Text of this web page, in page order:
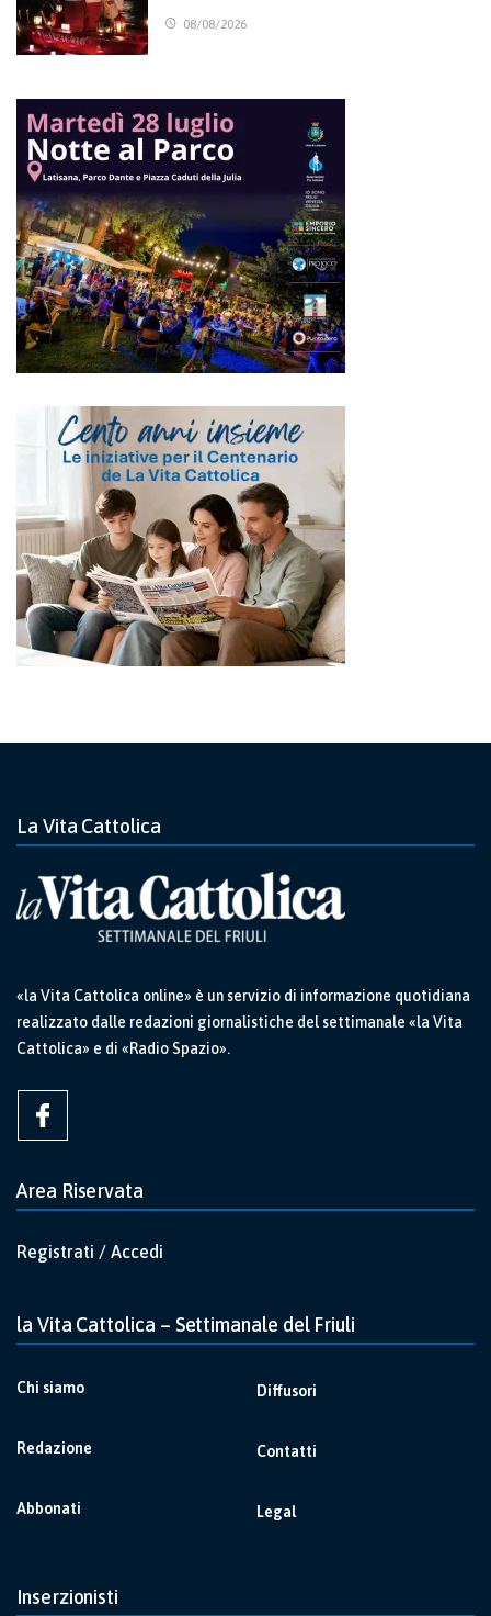
08/08/2026
La Vita Cattolica
«la Vita Cattolica online» è un servizio di informazione quotidiana
realizzato dalle redazioni giornalistiche del settimanale «la Vita
Cattolica» e di «Radio Spazio».
Area Riservata
Registrati / Accedi
la Vita Cattolica – Settimanale del Friuli
Chi siamo
Redazione
Abbonati
Diffusori
Contatti
Legal
Inserzionisti